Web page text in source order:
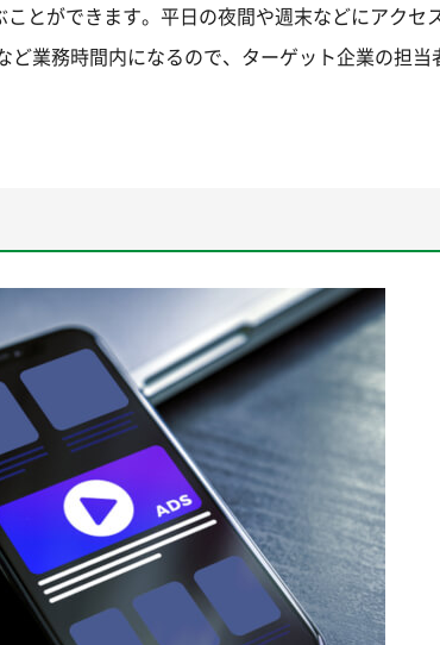
とができます。平日の夜間や週末などにアクセ
業務時間内になるので、ターゲット企業の担当